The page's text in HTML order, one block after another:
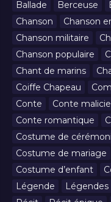
Ballade Berceuse
Chanson
Chanson
Chanson militaire
Chanson populaire
Chant de marins
Coiffe Chapeau
Conte
Conte
Conte romantique
Costume de
Costume de mariage
Costume d’enfant
Légende
Légendes